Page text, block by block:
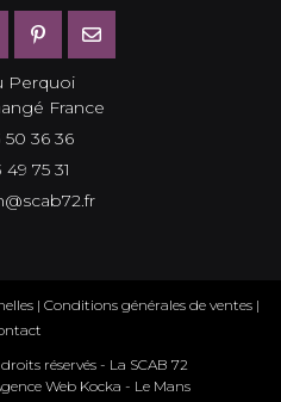
Perquoi
France
50 36 36
49 75 31
| Conditions générales de ventes |
droits réservés - La SCAB 72
Web Kocka - Le Mans